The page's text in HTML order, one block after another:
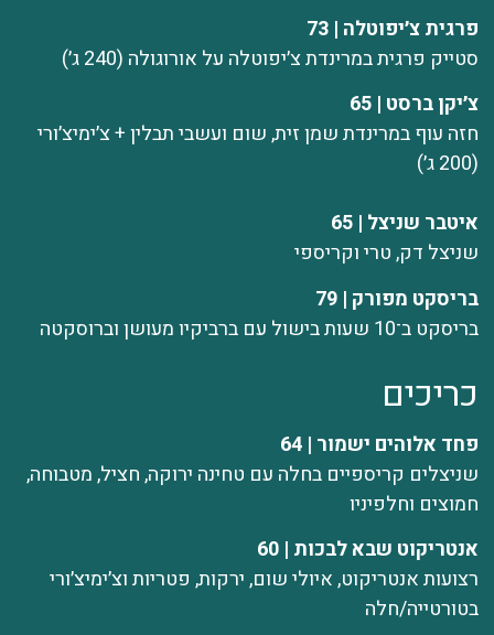
פרגית צ׳יפוטלה | 73
סטייק פרגית במרינדת צ׳יפוטלה על אורוגולה (240 ג׳)
‏צ׳יקן ברסט | 65
חזה עוף במרינדת שמן זית, שום ועשבי תבלין + צ׳ימיצ׳ורי
(200 ג׳)
איטבר שניצל | 65
שניצל דק, טרי וקריספי
בריסקט מפורק | 79
בריסקט ב־10 שעות בישול עם ברביקיו מעושן וברוסקטה
כריכים
פחד אלוהים ישמור | 64
שניצלים קריספיים בחלה עם טחינה ירוקה, חציל, מטבוחה,
חמוצים וחלפיניו
אנטריקוט שבא לבכות | 60
רצועות אנטריקוט, איולי שום, ירקות, פטריות וצ׳ימיצ׳ורי
בטורטייה/חלה